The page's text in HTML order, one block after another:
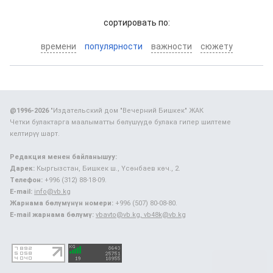
cортировать по:
времени популярности важности сюжету
@1996-2026"Издательский дом "Вечерний Бишкек" ЖАК
Четки булактарга маалыматты бөлүшүүдө булака гипер шилтеме
келтирүү шарт.
Редакция менен байланышуу:
Дарек: Кыргызстан, Бишкек ш., Үсөнбаев көч., 2.
Телефон: +996 (312) 88-18-09.
E-mail: info@vb.kg
Жарнама бөлүмүнүн номери: +996 (507) 80-08-80.
E-mail жарнама бөлүмү: vbavto@vb.kg, vb48k@vb.kg